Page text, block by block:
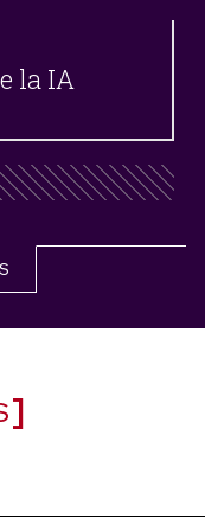
la IA